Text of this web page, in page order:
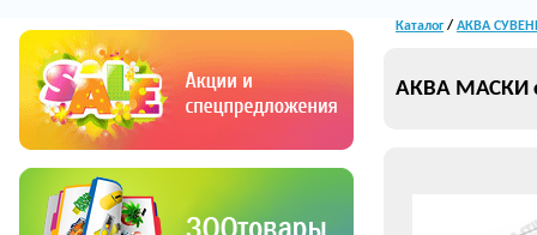
Каталог/ АКВА
АКВА МАСКИ